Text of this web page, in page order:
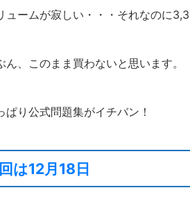
ュームが寂しい・・・それなのに
ん、このまま買わないと思います。
ぱり公式問題集がイチバン！
は12月18日